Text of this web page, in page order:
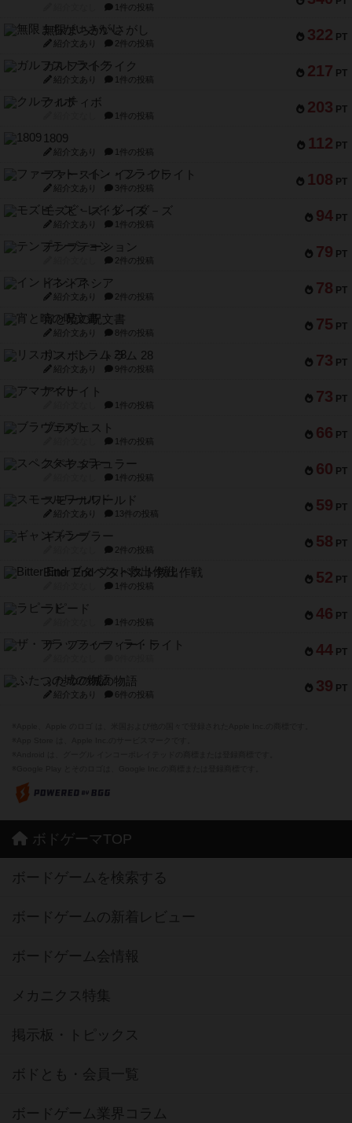
1件の投稿
322 PT
無限まちがいさがし
紹介文あり 2件の投稿
217 PT
ガルフストライク
紹介文あり 1件の投稿
203 PT
クルティボ
1件の投稿
112 PT
1809
紹介文あり 1件の投稿
108 PT
ファースト・イン・フライト
紹介文あり 3件の投稿
94 PT
モズビ－ズ・レイダ－ズ
紹介文あり 1件の投稿
79 PT
テンプテーション
2件の投稿
78 PT
インドネシア
紹介文あり 2件の投稿
75 PT
宵と暁の呪文書
紹介文あり 8件の投稿
73 PT
リスボン・トラム 28
紹介文あり 9件の投稿
73 PT
アマナイト
1件の投稿
66 PT
ブラヴェスト
1件の投稿
60 PT
スペクタキュラー
1件の投稿
59 PT
スモールワールド
紹介文あり 13件の投稿
58 PT
ギャンブラー
2件の投稿
52 PT
Bitter End ブタペスト救出作戦
1件の投稿
46 PT
ラピード
1件の投稿
44 PT
ザ・フラッフィー・ライト
39 PT
ふたつの城の物語
紹介文あり 6件の投稿
ボドゲーマTOP
ボードゲームを検索する
ボードゲームの新着レビュー
ボードゲーム会情報
メカニクス特集
掲示板・トピックス
ボドとも・会員一覧
ボードゲーム業界コラム